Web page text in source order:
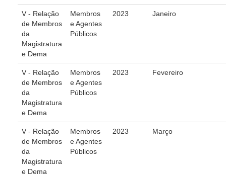
Comitê de Incentivo à Participação Institucional Feminina
no âmbito do TRT-11
Comitê de Prevenção e Enfrentamento do Assédio
Moral, do Assédio Sexual e da Discriminação
Comissão Permanente de Gestão Socioambiental
Comitê Gestor do Plano de Contratações e Aquisições
no Âmbito do TRT11
Grupo Operacional do Centro de Inteligência
Comitê de Equidade de Raça, Gênero e Diversidade
Comitê PopRuaJud
Comissão de Justiça Itinerante
Comissão Permanente de Avaliação Documental
V - Relação
de Membros
da
Magistratura
e Dema
Membros
e Agentes
Públicos
2023 Janeiro
V - Relação
de Membros
da
Magistratura
e Dema
Membros
e Agentes
Públicos
2023 Fevereiro
V - Relação
de Membros
da
Magistratura
e Dema
Membros
e Agentes
Públicos
2023 Março